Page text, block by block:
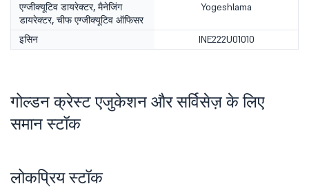
एग्जीक्यूटिव डायरेक्टर, मैनेजिंग
डायरेक्टर, चीफ एग्जीक्यूटिव ऑफिसर
Yogeshlama
इसिन INE222U01010
गोल्डन क्रेस्ट एजुकेशन और सर्विसेज़ के लिए
समान स्टॉक
लोकप्रिय स्टॉक